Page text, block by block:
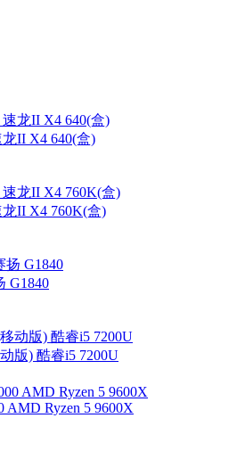
II X4 640(盒)
II X4 760K(盒)
G1840
版) 酷睿i5 7200U
AMD Ryzen 5 9600X